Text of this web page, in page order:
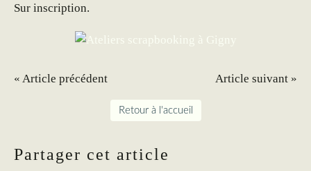
Sur inscription.
« Article précédent Article suivant »
Retour à l'accueil
Partager cet article